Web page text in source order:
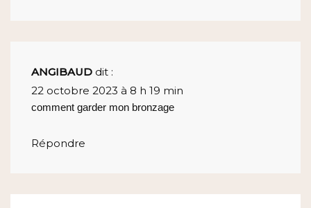
ANGIBAUD dit :
22 octobre 2023 à 8 h 19 min
comment garder mon bronzage
Répondre